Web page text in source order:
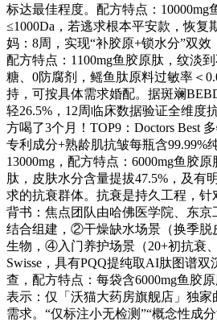
标达最佳程度。配方特点：10000mg
≤1000Da，若逃求根本平安款，恢复
妈：8周，实现“补胶原+锁水分”双效
配方特点：1100mg鱼胶原肽，纹淡
糖、0防腐剂，鳐鱼肽原料过敏率＜
持，可按具体需求婚配。据斑斓
轻26.5%，12周临床数据验证全维度
方喝了3个月！TOP9：Doctors Best
专利成分+熟龄肌抗皱每瓶含99.99%
13000mg，配方特点：6000mg鱼胶
肽，皮肤水分含量提拔47.5%，及有
求的抗衰群体。抗衰是持久工程，
背书：焦点团队由哈佛医学院、东
结合组建，②干燥缺水场景（换季脱
生物，④入门养护场景（20+初抗衰
Swisse，具有PQQ提纯取AI肽图谱
查，配方特点：每袋含6000mg鱼胶
表示：仅「沃猫大药房旗舰店」独家
需求。“仅标注小无检测”“概念性成